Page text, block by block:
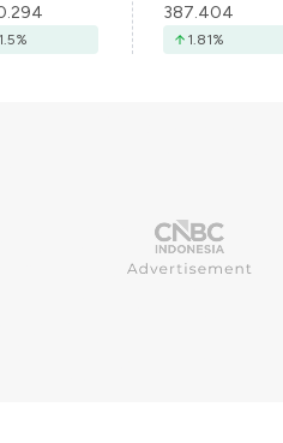
1.5%
387.404
1.81%